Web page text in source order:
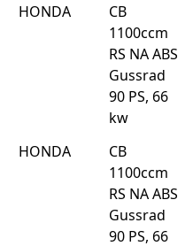
HONDA
CB
1100ccm
RS NA ABS
Gussrad
90 PS, 66
kw
HONDA
CB
1100ccm
RS NA ABS
Gussrad
90 PS, 66